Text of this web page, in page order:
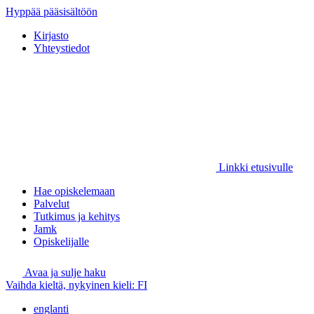
Hyppää pääsisältöön
Kirjasto
Yhteystiedot
Linkki etusivulle
Hae opiskelemaan
Palvelut
Tutkimus ja kehitys
Jamk
Opiskelijalle
Avaa ja sulje haku
Vaihda kieltä, nykyinen kieli: FI
englanti